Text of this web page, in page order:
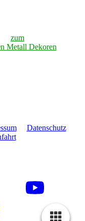
zum
Metall Dekoren
Datenschutz